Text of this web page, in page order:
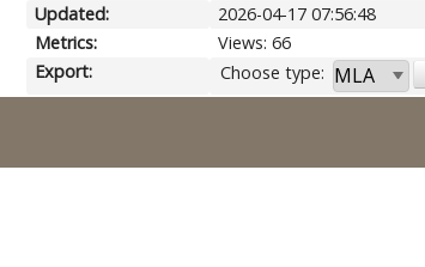
Updated:
2026-04-17 07:56:48
Metrics:
Views: 66
Export:
Choose type: